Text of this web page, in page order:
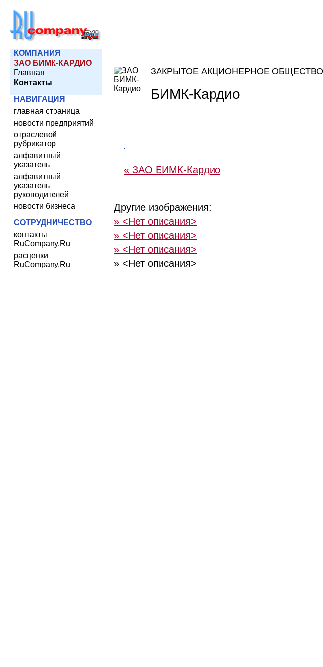
КОМПАНИЯ
ЗАО БИМК-КАРДИО
Главная
Контакты
НАВИГАЦИЯ
главная страница
новости предприятий
отраслевой
рубрикатор
алфавитный
указатель
алфавитный
указатель
руководителей
новости бизнеса
СОТРУДНИЧЕСТВО
контакты
RuCompany.Ru
расценки
RuCompany.Ru
ЗАКРЫТОЕ АКЦИОНЕРНОЕ ОБЩЕСТВО
БИМК-Кардио
« ЗАО БИМК-Кардио
Другие изображения:
» <Нет описания>
» <Нет описания>
» <Нет описания>
» <Нет описания>